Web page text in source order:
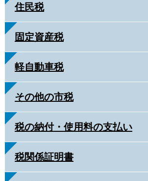
住民税
固定資産税
軽自動車税
その他の市税
税の納付・使用料の支払い
税関係証明書